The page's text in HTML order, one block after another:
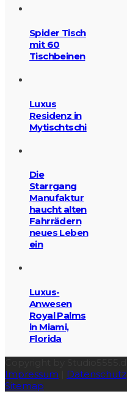
Spider Tisch
mit 60
Tischbeinen
Luxus
Residenz in
Mytischtschi
Die
Starrgang
Manufaktur
haucht alten
Fahrrädern
neues Leben
ein
Luxus-
Anwesen
Royal Palms
in Miami,
Florida
Impressum
Datenschutz
Sitemap